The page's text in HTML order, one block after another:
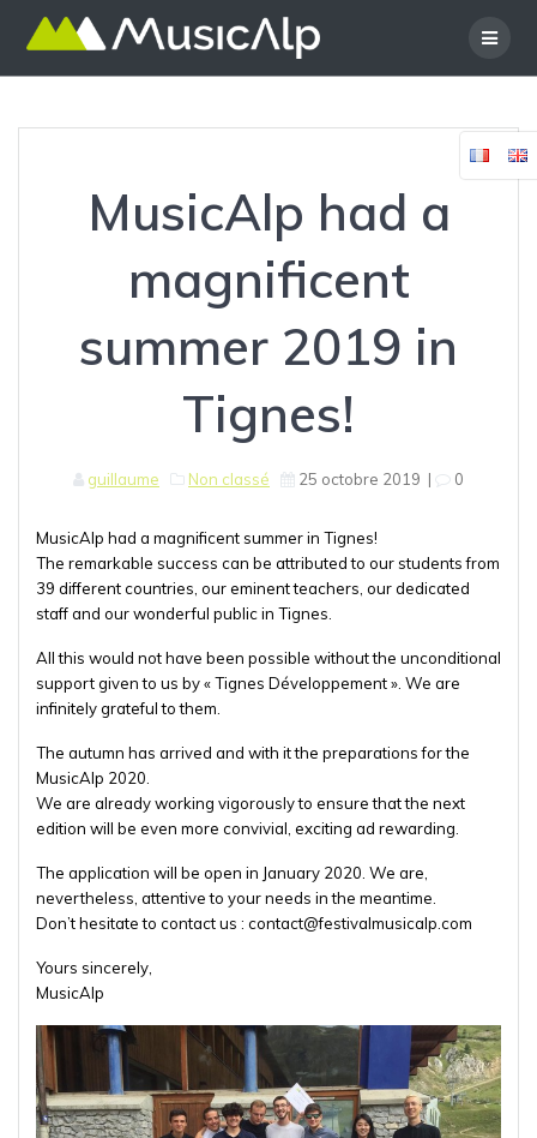
to
content
MusicAlp had a
magnificent
summer 2019 in
Tignes!
guillaume Non classé 25 octobre 2019 | 0
MusicAlp had a magnificent summer in Tignes!
The remarkable success can be attributed to our students from
39 different countries, our eminent teachers, our dedicated
staff and our wonderful public in Tignes.
All this would not have been possible without the unconditional
support given to us by « Tignes Développement ». We are
infinitely grateful to them.
The autumn has arrived and with it the preparations for the
MusicAlp 2020.
We are already working vigorously to ensure that the next
edition will be even more convivial, exciting ad rewarding.
The application will be open in January 2020. We are,
nevertheless, attentive to your needs in the meantime.
Don’t hesitate to contact us : contact@festivalmusicalp.com
Yours sincerely,
MusicAlp